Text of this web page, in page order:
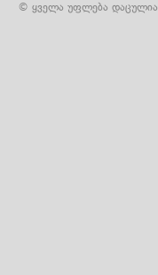
© ყველა უფლება დაცულია